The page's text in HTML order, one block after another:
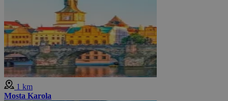
1 km
Mosta Karola